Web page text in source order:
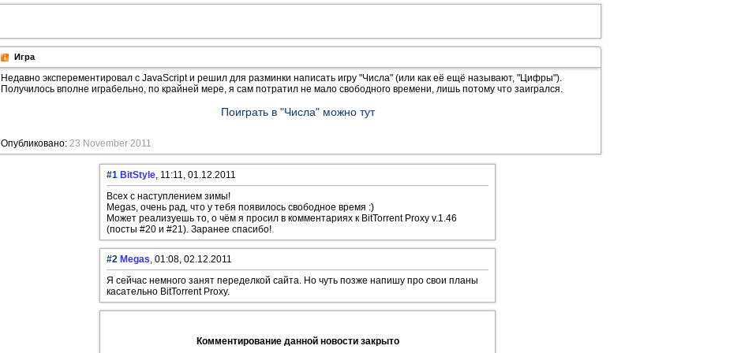
Игра
Недавно эксперементировал с JavaScript и решил для разминки написать игру "Числа" (или как её ещё называют, "Цифры").
Получилось вполне играбельно, по крайней мере, я сам потратил не мало свободного времени, лишь потому что заигрался.
Поиграть в "Числа" можно тут
Опубликовано: 23 November 2011
#1 BitStyle, 11:11, 01.12.2011
Всех с наступлением зимы!
Megas, очень рад, что у тебя появилось свободное время :)
Может реализуешь то, о чём я просил в комментариях к BitTorrent Proxy v.1.46
(посты #20 и #21). Заранее спасибо!
#2 Megas, 01:08, 02.12.2011
Я сейчас немного занят переделкой сайта. Но чуть позже напишу про свои планы
касательно BitTorrent Proxy.
Комментирование данной новости закрыто